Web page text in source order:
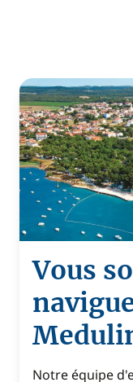
Vous
Notre équipe